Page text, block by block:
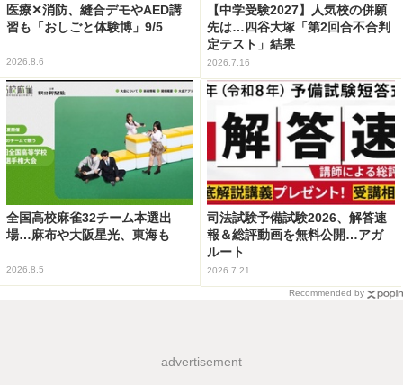
医療✕消防、縫合デモやAED講
習も「おしごと体験博」9/5
2026.8.6
【中学受験2027】人気校の併願
先は…四谷大塚「第2回合不合判
定テスト」結果
2026.7.16
全国高校麻雀32チーム本選出
場…麻布や大阪星光、東海も
2026.8.5
司法試験予備試験2026、解答速
報＆総評動画を無料公開…アガ
ルート
2026.7.21
Recommended by
advertisement